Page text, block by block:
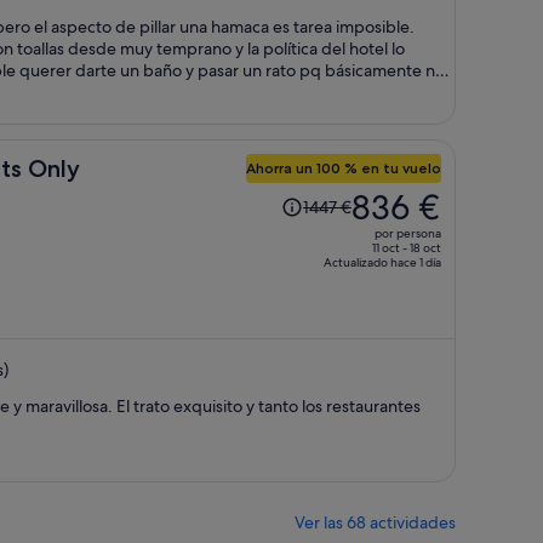
830 €
por
persona
aspecto de pillar una hamaca es tarea imposible.
toallas desde muy temprano y la política del hotel lo
querer darte un baño y pasar un rato pq básicamente no
Only Ahorra un 100 % en tu vuelo
El
precio
836 €
1447 €836 €
por persona
11 oct - 18 oct
Actualizado hace 1 día
y tanto los restaurantes
Ver las 68 actividades